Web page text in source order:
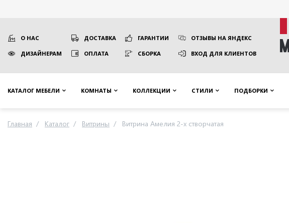
О НАС ДОСТАВКА ГАРАНТИИ ОТЗЫВЫ НА ЯНДЕКС
ДИЗАЙНЕРАМ ОПЛАТА СБОРКА ВХОД ДЛЯ КЛИЕНТОВ
КАТАЛОГ МЕБЕЛИ КОМНАТЫ КОЛЛЕКЦИИ СТИЛИ ПОДБОРКИ
Главная Каталог Витрины Витрина Амелия 2-х створчатая